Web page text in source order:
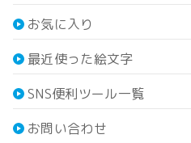
お気に入り
最近使った絵文字
SNS便利ツール一覧
お問い合わせ